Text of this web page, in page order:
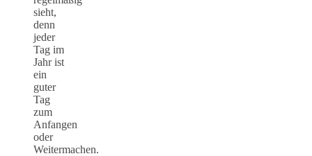
sieht,
denn
jeder
Tag im
Jahr ist
ein
guter
Tag
zum
Anfangen
oder
Weitermachen.